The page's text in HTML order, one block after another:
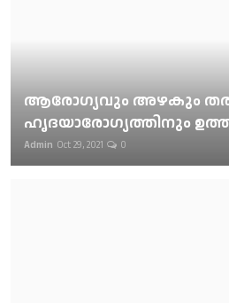
ആരോഗ്യവും അഴകും
ഹൃദയാരോഗ്യത്തിനും
Admin Oct 29, 2021 0